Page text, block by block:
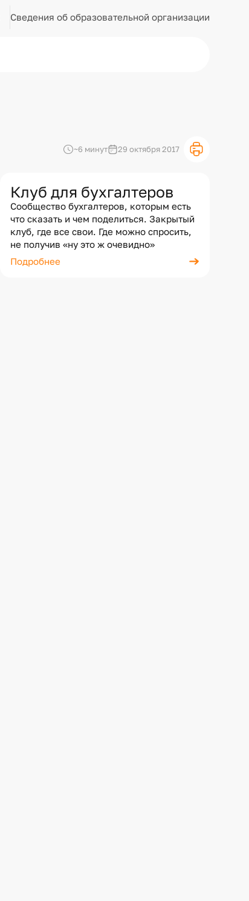
Сведения об образовательной организации
~6 минут 29 октября 2017
Клуб для бухгалтеров
Сообщество бухгалтеров, которым есть
что сказать и чем поделиться. Закрытый
клуб, где все свои. Где можно спросить,
не получив «ну это ж очевидно»
Подробнее